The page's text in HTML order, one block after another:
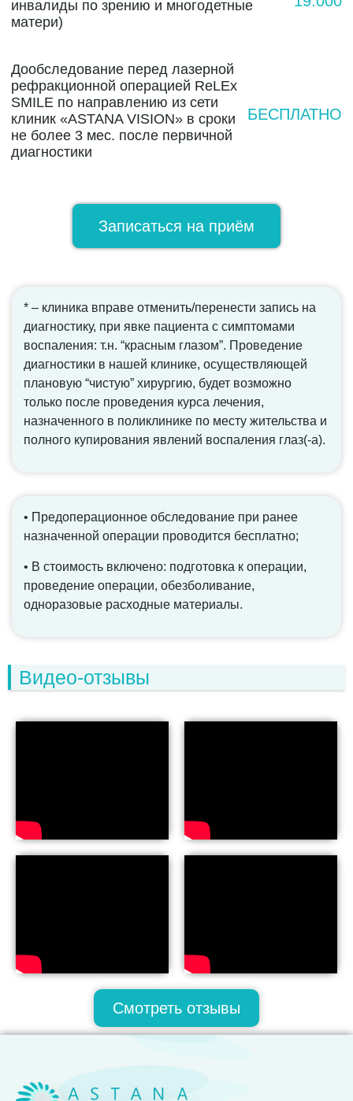
инвалиды по зрению и многодетные
матери)
Дообследование перед лазерной
рефракционной операцией ReLEx
SMILE по направлению из сети
клиник «ASTANA VISION» в сроки
не более 3 мес. после первичной
диагностики
БЕСПЛАТНО
Записаться на приём
* – клиника вправе отменить/перенести запись на
диагностику, при явке пациента с симптомами
воспаления: т.н. “красным глазом”. Проведение
диагностики в нашей клинике, осуществляющей
плановую “чистую” хирургию, будет возможно
только после проведения курса лечения,
назначенного в поликлинике по месту жительства и
полного купирования явлений воспаления глаз(-а).
• Предоперационное обследование при ранее
назначенной операции проводится бесплатно;
• В стоимость включено: подготовка к операции,
проведение операции, обезболивание,
одноразовые расходные материалы.
Видео-отзывы
Смотреть отзывы